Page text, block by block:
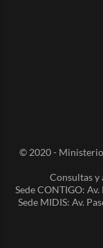
© 2020 -
Consultas y
Sede CONTIGO:
Sede MIDIS: Av.